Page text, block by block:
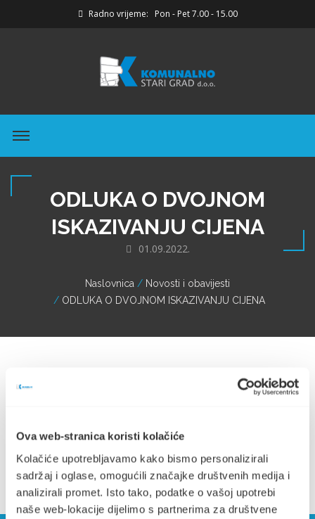
Ova web-stranica koristi kolačiće
Kolačiće upotrebljavamo kako bismo personalizirali
sadržaj i oglase, omogućili značajke društvenih medija i
analizirali promet. Isto tako, podatke o vašoj upotrebi
naše web-lokacije dijelimo s partnerima za društvene
Radno vrijeme: Pon - Pet 7.00 - 15.00
ODLUKA O DVOJNOM
ISKAZIVANJU CIJENA
01.09.2022.
Naslovnica
Novosti i obavijesti
ODLUKA O DVOJNOM ISKAZIVANJU CIJENA